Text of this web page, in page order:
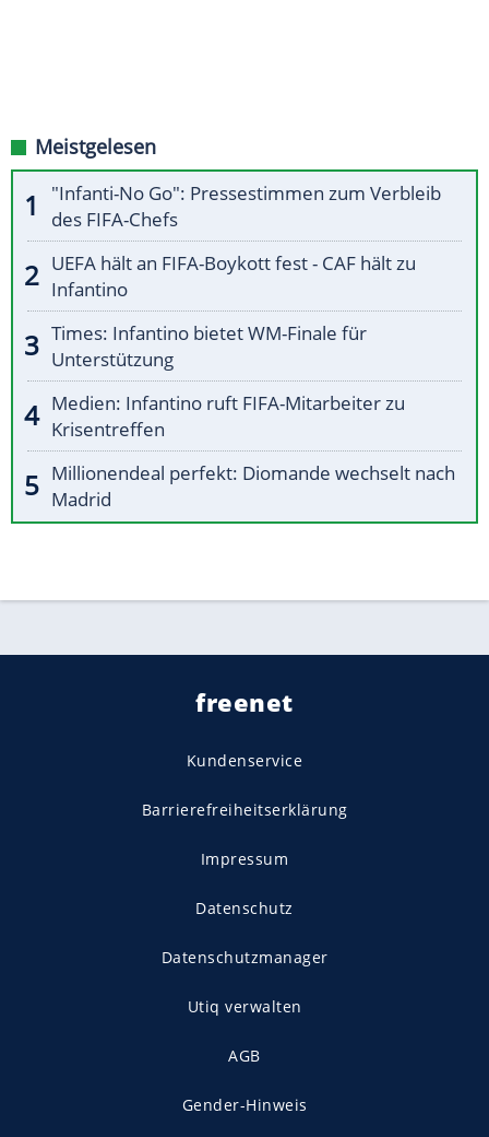
Meistgelesen
"Infanti-No Go": Pressestimmen zum Verbleib
des FIFA-Chefs
UEFA hält an FIFA-Boykott fest - CAF hält zu
Infantino
Times: Infantino bietet WM-Finale für
Unterstützung
Medien: Infantino ruft FIFA-Mitarbeiter zu
Krisentreffen
Millionendeal perfekt: Diomande wechselt nach
Madrid
freenet
Kundenservice
Barrierefreiheitserklärung
Impressum
Datenschutz
Datenschutzmanager
Utiq verwalten
AGB
Gender-Hinweis